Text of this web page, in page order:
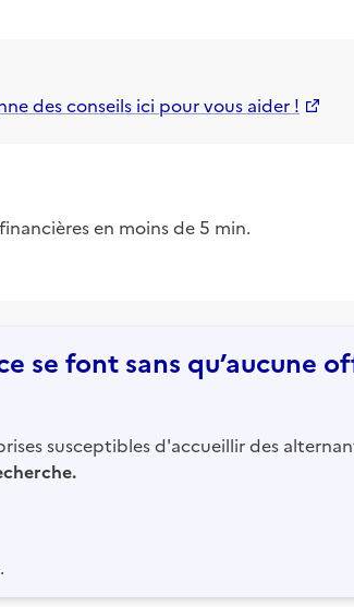
des conseils ici pour vous aider !
en moins de 5 min.
se font sans qu’aucune
susceptibles d'accueillir des